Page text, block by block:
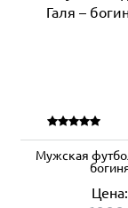
Мужская
Цена: